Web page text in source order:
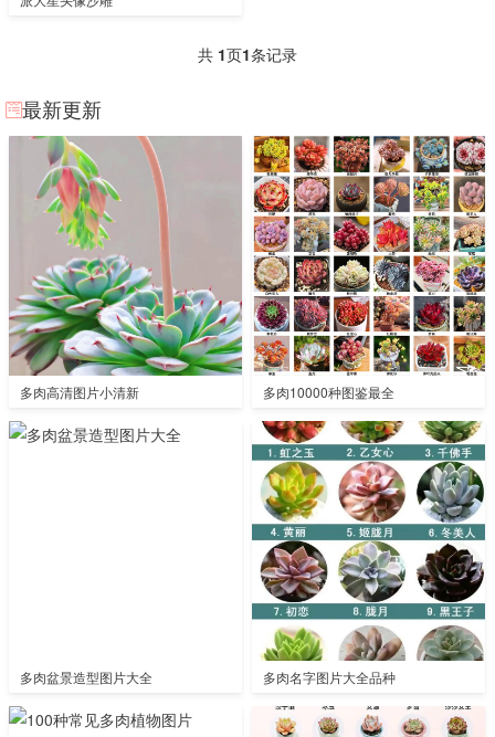
共 1页1条记录
最新更新
多肉高清图片小清新 多肉10000种图鉴最全
多肉盆景造型图片大全 多肉名字图片大全品种